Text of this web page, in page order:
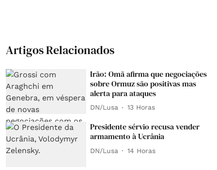
Artigos Relacionados
Irão: Omã afirma que negociações
sobre Ormuz são positivas mas
alerta para ataques
DN/Lusa 13 Horas
Presidente sérvio recusa vender
armamento à Ucrânia
DN/Lusa 14 Horas